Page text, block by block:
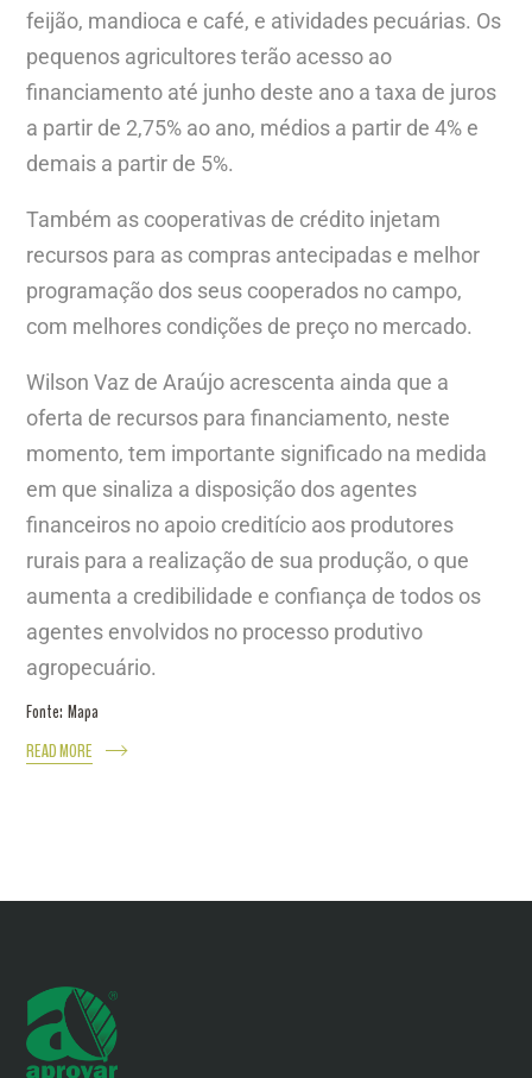
feijão, mandioca e café, e atividades pecuárias. Os
pequenos agricultores terão acesso ao
financiamento até junho deste ano a taxa de juros
a partir de 2,75% ao ano, médios a partir de 4% e
demais a partir de 5%.
Também as cooperativas de crédito injetam
recursos para as compras antecipadas e melhor
programação dos seus cooperados no campo,
com melhores condições de preço no mercado.
Wilson Vaz de Araújo acrescenta ainda que a
oferta de recursos para financiamento, neste
momento, tem importante significado na medida
em que sinaliza a disposição dos agentes
financeiros no apoio creditício aos produtores
rurais para a realização de sua produção, o que
aumenta a credibilidade e confiança de todos os
agentes envolvidos no processo produtivo
agropecuário.
Fonte: Mapa
READ MORE